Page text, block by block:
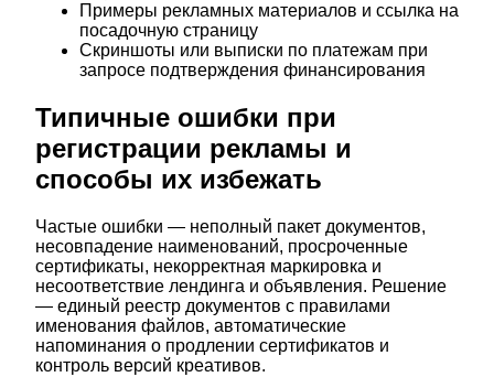
Примеры рекламных материалов и ссылка на
посадочную страницу
Скриншоты или выписки по платежам при
запросе подтверждения финансирования
Типичные ошибки при
регистрации рекламы и
способы их избежать
Частые ошибки — неполный пакет документов,
несовпадение наименований, просроченные
сертификаты, некорректная маркировка и
несоответствие лендинга и объявления. Решение
— единый реестр документов с правилами
именования файлов, автоматические
напоминания о продлении сертификатов и
контроль версий креативов.